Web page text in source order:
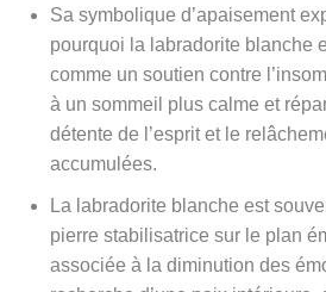
Sa symbolique d’apaisement
pourquoi la labradorite blanche
comme un soutien contre
à un sommeil plus calme et
détente de l’esprit et le
accumulées.
La labradorite blanche est
pierre stabilisatrice sur le plan
associée à la diminution des